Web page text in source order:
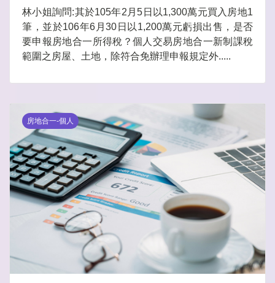
林小姐詢問:其於105年2月5日以1,300萬元買入房地1
筆，並於106年6月30日以1,200萬元虧損出售，是否
要申報房地合一所得稅？個人交易房地合一新制課稅
範圍之房屋、土地，除符合免辦理申報規定外.....
房地合一-個人